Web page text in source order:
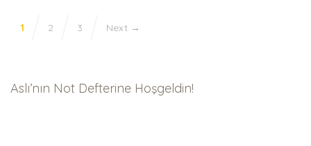
1 2 3 Next →
Aslı’nın Not Defterine Hoşgeldin!